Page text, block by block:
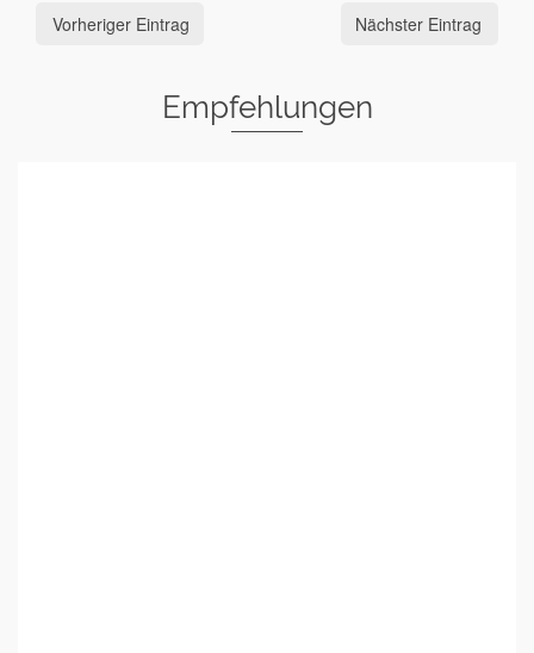
Vorheriger Eintrag Nächster Eintrag
Empfehlungen